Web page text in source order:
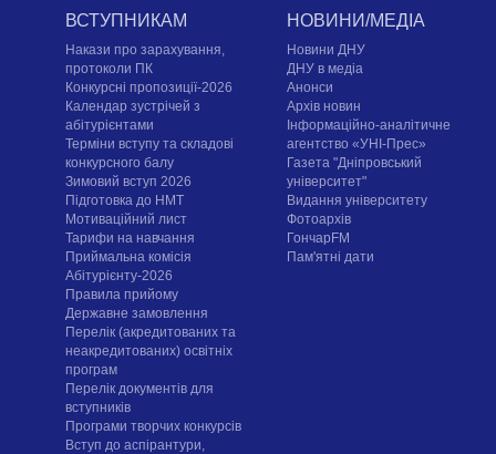
ВСТУПНИКАМ
Накази про зарахування,
протоколи ПК
Конкурсні пропозиції-2026
Календар зустрічей з
абітурієнтами
Терміни вступу та складові
конкурсного балу
Зимовий вступ 2026
Підготовка до НМТ
Мотиваційний лист
Тарифи на навчання
Приймальна комісія
Абітурієнту-2026
Правила прийому
Державне замовлення
Перелік (акредитованих та
неакредитованих) освітніх
програм
Перелік документів для
вступників
Програми творчих конкурсiв
Вступ до аспірантури,
НОВИНИ/МЕДІА
Новини ДНУ
ДНУ в медіа
Анонси
Архів новин
Інформаційно-аналітичне
агентство «УНІ-Прес»
Газета "Дніпровський
університет"
Видання університету
Фотоархів
ГончарFM
Пам'ятні дати